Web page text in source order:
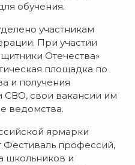
обучения.
участникам
При участии
Отечества»
площадка по
и получения
СВО, свои вакансии им
ведомства.
ярмарки
Фестиваль профессий,
школьников и